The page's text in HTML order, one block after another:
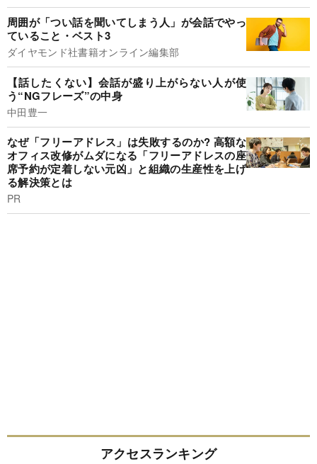
周囲が「つい話を聞いてしまう人」が会話でやっ
ていること・ベスト3
ダイヤモンド社書籍オンライン編集部
【話したくない】会話が盛り上がらない人が使
う“NGフレーズ”の中身
中田豊一
なぜ「フリーアドレス」は失敗するのか? 高額な
オフィス改修がムダになる「フリーアドレスの座
席予約が定着しない元凶」と組織の生産性を上げ
る解決策とは
PR
アクセスランキング